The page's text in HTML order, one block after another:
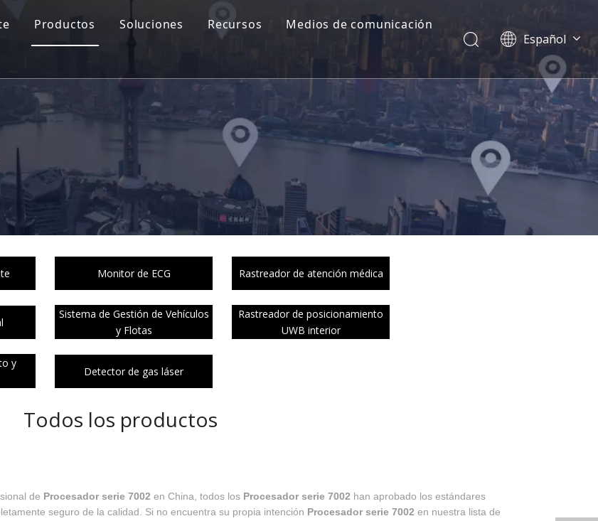
Productos Soluciones Recursos
Medios de comunicación
Español
Dansk
norsk språk
한국어
日本語
Italiano
Deutsch
Português
简体中文
Monitor de ECG Rastreador de atención médica
Sistema de Gestión de Vehículos
y Flotas
Rastreador de posicionamiento
UWB interior
y
Detector de gas láser
Todos los productos
de Procesador serie 7002 en China, todos los Procesador serie 7002 han aprobado los estándares
seguro de la calidad. Si no encuentra su propia intención Procesador serie 7002 en nuestra lista de